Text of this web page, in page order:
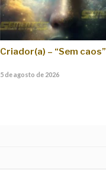
Criador(a) – “Sem caos”
5 de agosto de 2026